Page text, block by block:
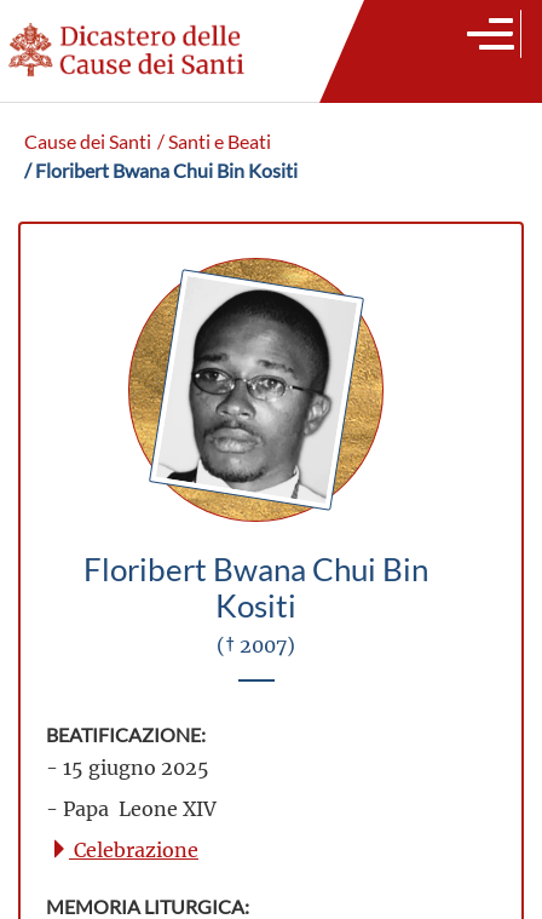
Cause dei Santi / Santi e Beati
/ Floribert Bwana Chui Bin Kositi
Floribert Bwana Chui Bin
Kositi
(† 2007)
BEATIFICAZIONE:
- 15 giugno 2025
- Papa Leone XIV
Celebrazione
MEMORIA LITURGICA: